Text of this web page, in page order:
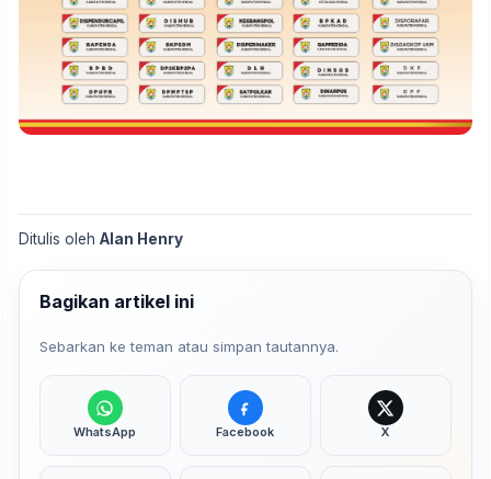
Ditulis oleh Alan Henry
Bagikan artikel ini
Sebarkan ke teman atau simpan tautannya.
WhatsApp Facebook X